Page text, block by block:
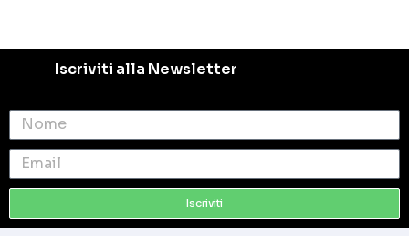
Iscriviti alla Newsletter
Iscriviti